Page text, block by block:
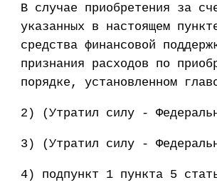
В случае приобретения за
указанных в настоящем
средства финансовой
признания расходов по
порядке, установленном
2) (Утратил силу -
3) (Утратил силу -
4) подпункт 1 пункта 5